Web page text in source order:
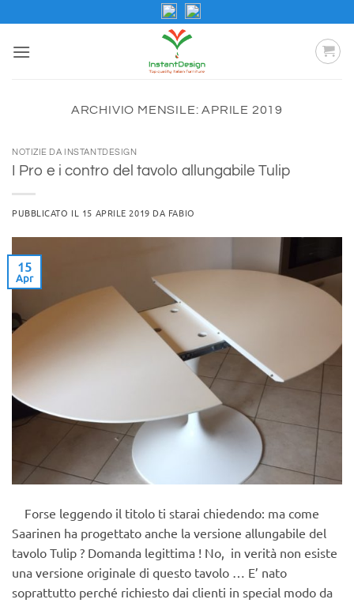
ai
contenuti
ARCHIVIO MENSILE:APRILE 2019
NOTIZIE DA INSTANTDESIGN
I Pro e i contro del tavolo allungabile Tulip
PUBBLICATO IL 15 APRILE 2019 DA FABIO
15
Apr
Forse leggendo il titolo ti starai chiedendo: ma come
Saarinen ha progettato anche la versione allungabile del
tavolo Tulip ? Domanda legittima ! No, in verità non esiste
una versione originale di questo tavolo … E’ nato
soprattutto perché richiesto dai clienti in special modo da